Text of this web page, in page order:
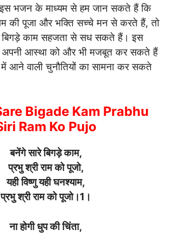
इस भजन के माध्यम से हम जान सकते हैं कि
की पूजा और भक्ति सच्चे मन से करते हैं, तो
बिगड़े काम सहजता से सध सकते हैं। इस
अपनी आस्था को और भी मजबूत कर सकते हैं
आने वाली चुनौतियों का सामना कर सकते
Bigade Kam Prabhu
Ram Ko Pujo
बनेंगे सारे बिगड़े काम,
प्रभु श्री राम को पूजो,
यही विष्णु यही घनश्याम,
प्रभु श्री राम को पूजो।1।
ना होगी धुप की चिंता,